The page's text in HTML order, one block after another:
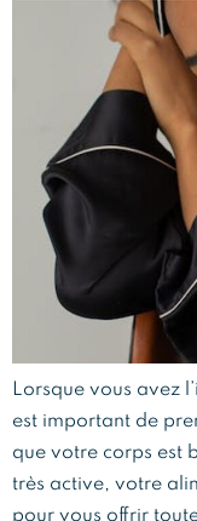
Lorsque vous avez
est important de
que votre corps est
très active, votre
pour vous offrir